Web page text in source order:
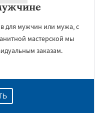
для мужчин или мужа, с
мастерской мы
заказам.